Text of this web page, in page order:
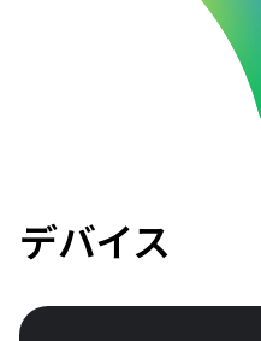
デバイス